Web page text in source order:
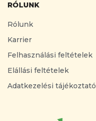
RÓLUNK
Rólunk
Karrier
Felhasználási feltételek
Elállási feltételek
Adatkezelési tájékoztató